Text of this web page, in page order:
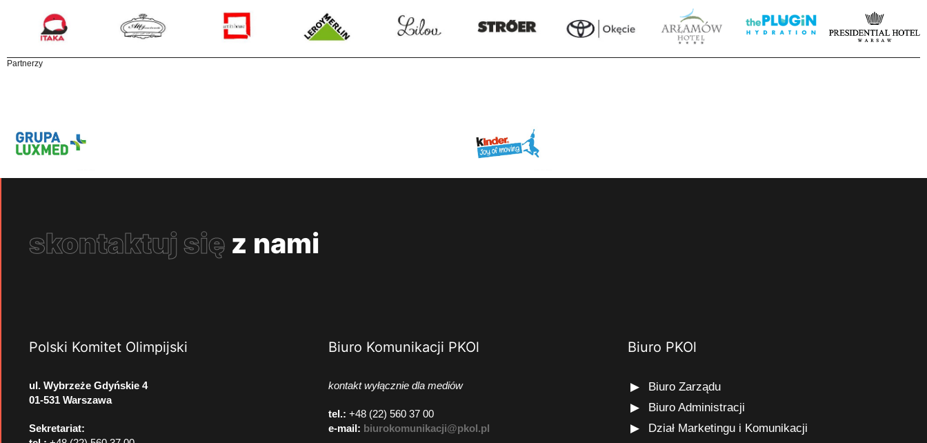
Partnerzy
skontaktuj się z nami
Polski Komitet Olimpijski
ul. Wybrzeże Gdyńskie 4
01-531 Warszawa
Sekretariat:
Biuro Komunikacji PKOl
kontakt wyłącznie dla mediów
tel.: +48 (22) 560 37 00
e-mail: biurokomunikacji@pkol.pl
Biuro PKOl
Biuro Zarządu
Biuro Administracji
Dział Marketingu i Komunikacji